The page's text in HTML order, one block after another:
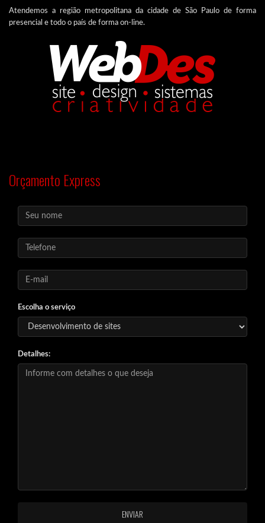
Atendemos a região metropolitana da cidade de São Paulo de forma
presencial e todo o país de forma on-line.
Orçamento Express
Escolha o serviço
Detalhes: